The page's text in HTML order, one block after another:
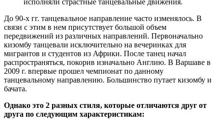
До 90-х гг. танцевальное направление часто изменялось. В
связи с этим в нем присутствует большой объем
передвижений из различных направлений. Первоначально
кизомбу танцевали исключительно на вечеринках для
мигрантов и студентов из Африки. После танец начал
распространяться, покорив изначально Англию. В Варшаве в
2009 г. впервые прошел чемпионат по данному
танцевальному направлению. Большинство путает кизомбу и
бачата.
Однако это 2 разных стиля, которые отличаются друг от
друга по следующим характеристикам: